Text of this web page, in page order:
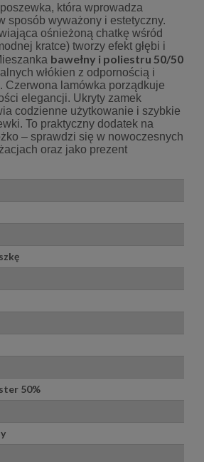
która wprowadza
sposób wyważony i estetyczny.
ośnieżoną chatkę wśród
kratce) tworzy efekt głębi i
bawełny i poliestru 50/50
włókien z odpornością i
Czerwona lamówka porządkuje
elegancji. Ukryty zamek
codzienne użytkowanie i szybkie
To praktyczny dodatek na
– sprawdzi się w nowoczesnych
oraz jako prezent
50%